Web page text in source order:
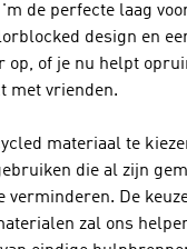
de perfecte laag
design en
op, of je nu helpt
met vrienden.
materiaal te
die al zijn
verminderen. De
zal ons